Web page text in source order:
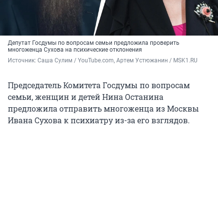
Депутат Госдумы по вопросам семьи предложила проверить
многоженца Сухова на психические отклонения
Источник: Саша Сулим / YouTube.com, Артем Устюжанин / MSK1.RU
Председатель Комитета Госдумы по вопросам
семьи, женщин и детей Нина Останина
предложила отправить многоженца из Москвы
Ивана Сухова к психиатру из-за его взглядов.